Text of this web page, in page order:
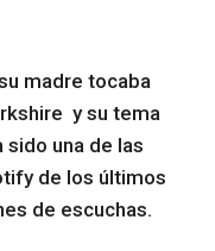
madre tocaba
y su tema
sido una de las
de los últimos
de escuchas.